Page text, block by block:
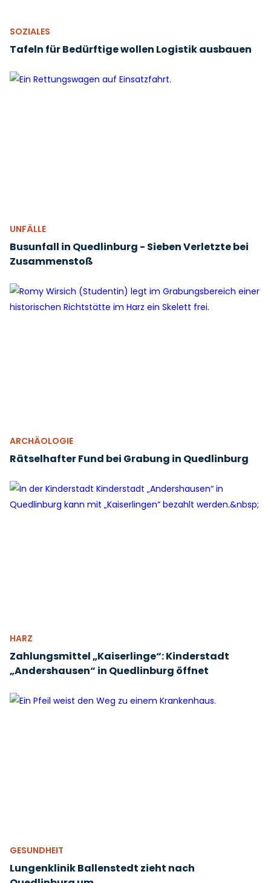
SOZIALES
Tafeln für Bedürftige wollen Logistik ausbauen
UNFÄLLE
Busunfall in Quedlinburg - Sieben Verletzte bei
Zusammenstoß
ARCHÄOLOGIE
Rätselhafter Fund bei Grabung in Quedlinburg
HARZ
Zahlungsmittel „Kaiserlinge“: Kinderstadt
„Andershausen“ in Quedlinburg öffnet
GESUNDHEIT
Lungenklinik Ballenstedt zieht nach